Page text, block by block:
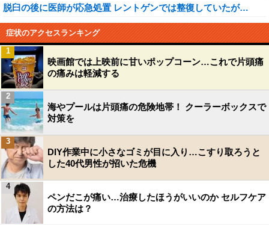
脱臼の後に医師が応急処置 レントゲンでは整復していたが…
症状のアクセスランキング
映画館では上映前に甘いポップコーン…これで片頭痛
の痛みは軽減する
1
海やプールは片頭痛の危険地帯！ クーラーボックスで
対策を
2
DIY作業中に小さなゴミが目に入り…こすり取ろうと
した40代男性が招いた危機
3
ペンだこが痛い…治療したほうがいいのか セルフケア
の方法は？
4